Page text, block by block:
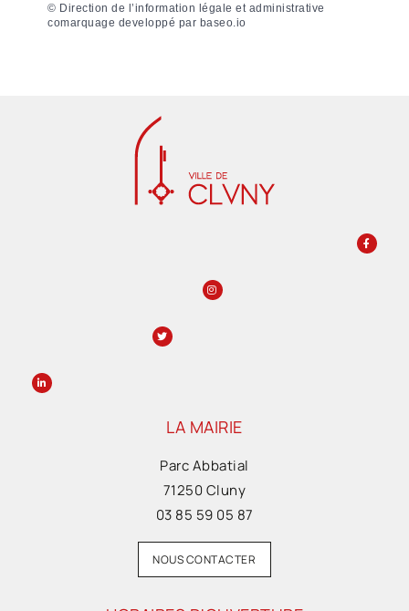
© Direction de l’information légale et administrative
comarquage developpé par baseo.io
LA MAIRIE
Parc Abbatial
71250 Cluny
03 85 59 05 87
NOUS CONTACTER